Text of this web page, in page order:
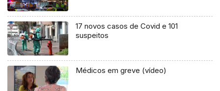
17 novos casos de Covid e 101
suspeitos
Médicos em greve (vídeo)